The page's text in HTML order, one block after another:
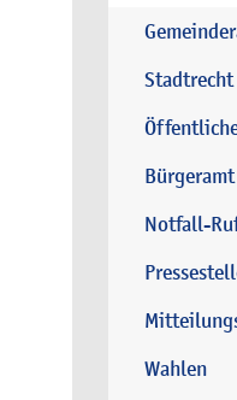
Stadtrecht
Notfall-
Wahlen